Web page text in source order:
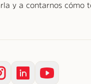
y a contarnos cómo